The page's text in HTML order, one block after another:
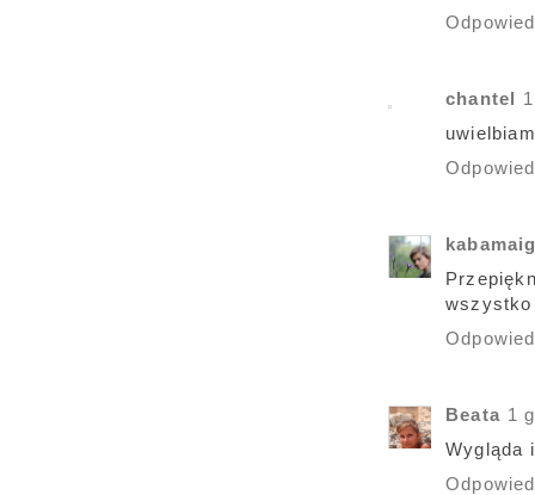
chantel
Beata 1
Wygląda